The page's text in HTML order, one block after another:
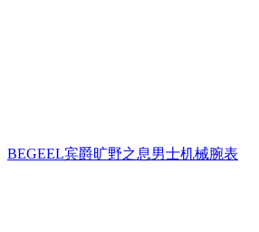
BEGEEL宾爵旷野之息男士机械腕表